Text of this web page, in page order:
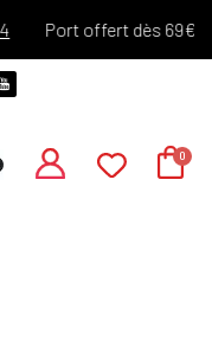
Port offert dès 69€